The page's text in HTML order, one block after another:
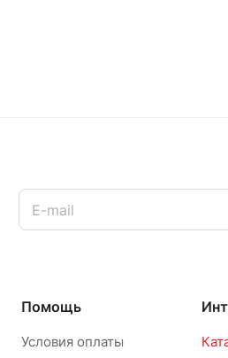
Помощь
Условия оплаты